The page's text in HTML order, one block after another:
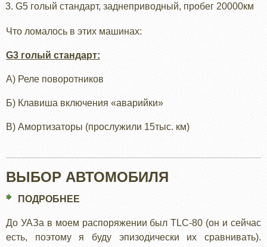
G5 голый стандарт, заднеприводный, пробег 20000км
Что ломалось в этих машинах:
G3 голый стандарт:
А) Реле поворотников
Б) Клавиша включения «аварийки»
В) Амортизаторы (прослужили 15тыс. км)
ВЫБОР АВТОМОБИЛЯ
ПОДРОБНЕЕ
АВТОМОБИЛЯ
До УАЗа в моем распоряжении был TLC-80 (он и сейчас
есть, поэтому я буду эпизодически их сравнивать).